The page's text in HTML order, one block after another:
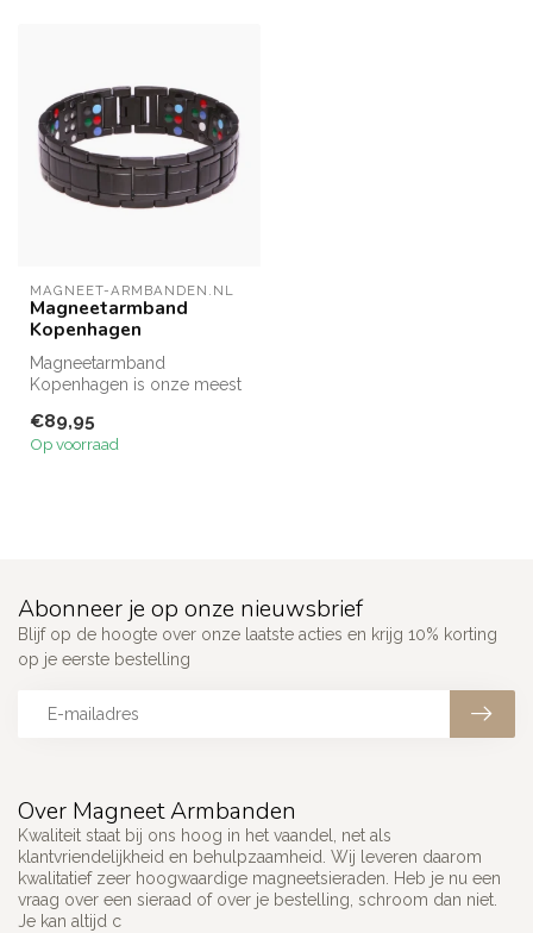
MAGNEET-ARMBANDEN.NL
Magneetarmband
Kopenhagen
Magneetarmband
Kopenhagen is onze meest
recht een kracht...
€89,95
Op voorraad
Over Magneet Armbanden
Kwaliteit staat bij ons hoog in het vaandel, net als
klantvriendelijkheid en behulpzaamheid. Wij leveren daarom
kwalitatief zeer hoogwaardige magneetsieraden. Heb je nu een
vraag over een sieraad of over je bestelling, schroom dan niet.
Je kan altijd c
Abonneer je op onze nieuwsbrief
Blijf op de hoogte over onze laatste acties en krijg 10% korting
op je eerste bestelling